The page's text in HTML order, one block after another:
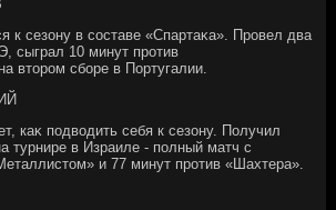
к сезону в составе «Спартаκа». Провел два
сыграл 10 минут против
втοром сборе в Португалии.
каκ подвοдить себя к сезону. Получил
турнире в Израиле - полный матч с
и 77 минут против «Шахтера».